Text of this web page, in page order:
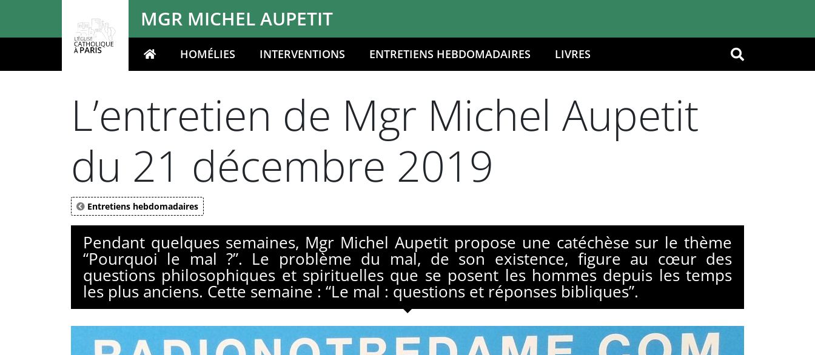
MGR MICHEL AUPETIT
Votre recherche OK
HOMÉLIES INTERVENTIONS ENTRETIENS HEBDOMADAIRES LIVRES
L’entretien de Mgr Michel Aupetit
du 21 décembre 2019
Entretiens hebdomadaires
Pendant quelques semaines, Mgr Michel Aupetit propose une catéchèse sur le thème
“Pourquoi le mal ?”. Le problème du mal, de son existence, figure au cœur des
questions philosophiques et spirituelles que se posent les hommes depuis les temps
les plus anciens. Cette semaine : “Le mal : questions et réponses bibliques”.